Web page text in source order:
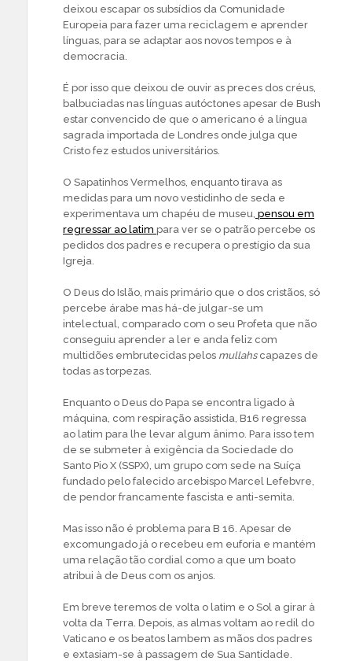
deixou escapar os subsídios da Comunidade
Europeia para fazer uma reciclagem e aprender
línguas, para se adaptar aos novos tempos e à
democracia.
É por isso que deixou de ouvir as preces dos créus,
balbuciadas nas línguas autóctones apesar de Bush
estar convencido de que o americano é a língua
sagrada importada de Londres onde julga que
Cristo fez estudos universitários.
O Sapatinhos Vermelhos, enquanto tirava as
medidas para um novo vestidinho de seda e
experimentava um chapéu de museu, pensou em
regressar ao latim para ver se o patrão percebe os
pedidos dos padres e recupera o prestígio da sua
Igreja.
O Deus do Islão, mais primário que o dos cristãos, só
percebe árabe mas há-de julgar-se um
intelectual, comparado com o seu Profeta que não
conseguiu aprender a ler e anda feliz com
multidões embrutecidas pelos mullahscapazes de
todas as torpezas.
Enquanto o Deus do Papa se encontra ligado à
máquina, com respiração assistida, B16 regressa
ao latim para lhe levar algum ânimo. Para isso tem
de se submeter à exigência da Sociedade do
Santo Pio X (SSPX), um grupo com sede na Suíça
fundado pelo falecido arcebispo Marcel Lefebvre,
de pendor francamente fascista e anti-semita.
Mas isso não é problema para B 16. Apesar de
excomungado já o recebeu em euforia e mantém
uma relação tão cordial como a que um boato
atribui à de Deus com os anjos.
Em breve teremos de volta o latim e o Sol a girar à
volta da Terra. Depois, as almas voltam ao redil do
Vaticano e os beatos lambem as mãos dos padres
e extasiam-se à passagem de Sua Santidade.